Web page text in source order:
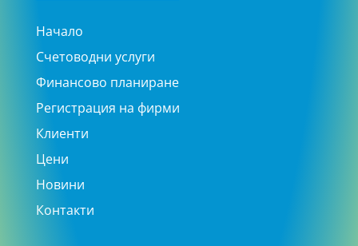
Начало
Счетоводни услуги
Финансово планиране
Регистрация на фирми
Клиенти
Цени
Новини
Контакти